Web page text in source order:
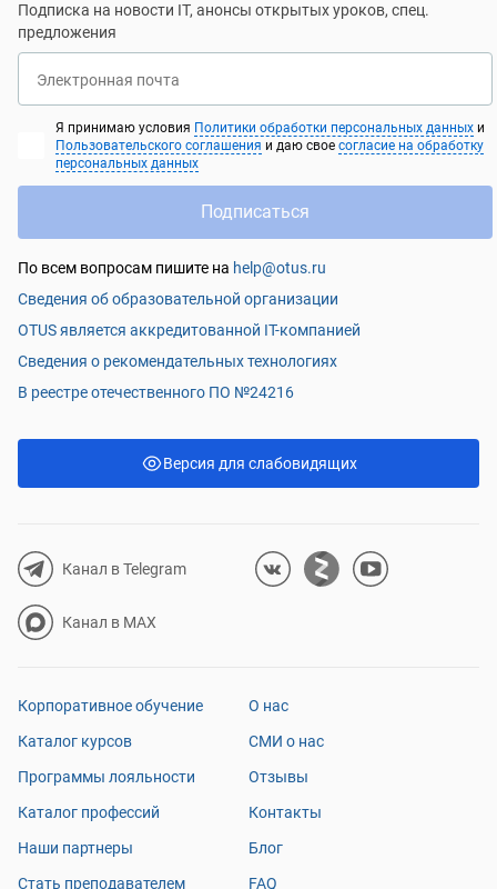
Канал в Telegram
Канал в MAX
Корпоративное обучение
Каталог курсов
Программы лояльности
Каталог профессий
Наши партнеры
Стать преподавателем
О нас
СМИ о нас
Отзывы
Контакты
Блог
FAQ
Подписка на новости IT, анонсы открытых уроков, спец.
предложения
Электронная почта
Подписаться
Я принимаю условия Политики обработки персональных данных и
Пользовательского соглашения и даю свое согласие на обработку
персональных данных
По всем вопросам пишите на help@otus.ru
Сведения об образовательной организации
OTUS является аккредитованной IT-компанией
Сведения о рекомендательных технологиях
В реестре отечественного ПО №24216
Версия для слабовидящих